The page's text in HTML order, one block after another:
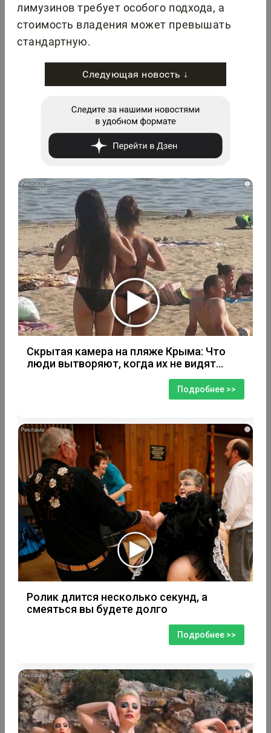
лимузинов требует особого подхода, а
стоимость владения может превышать
стандартную.
Следующая новость ↓
i
Скрытая камера на пляже Крыма: Что
люди вытворяют, когда их не видят...
Подробнее >>
i
Ролик длится несколько секунд, а
смеяться вы будете долго
Подробнее >>
i